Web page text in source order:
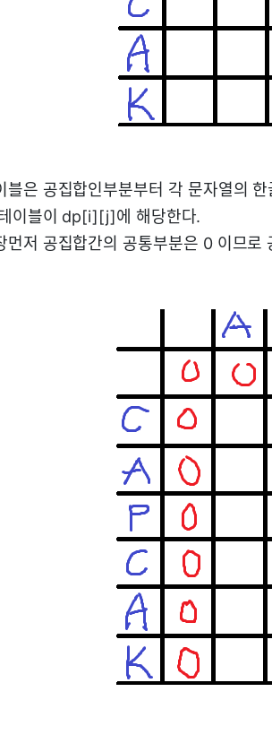
블은 공집합인부분부터 각 문자열의
이블이 dp[i][j]에 해당한다.
먼저 공집합간의 공통부분은 0 이므